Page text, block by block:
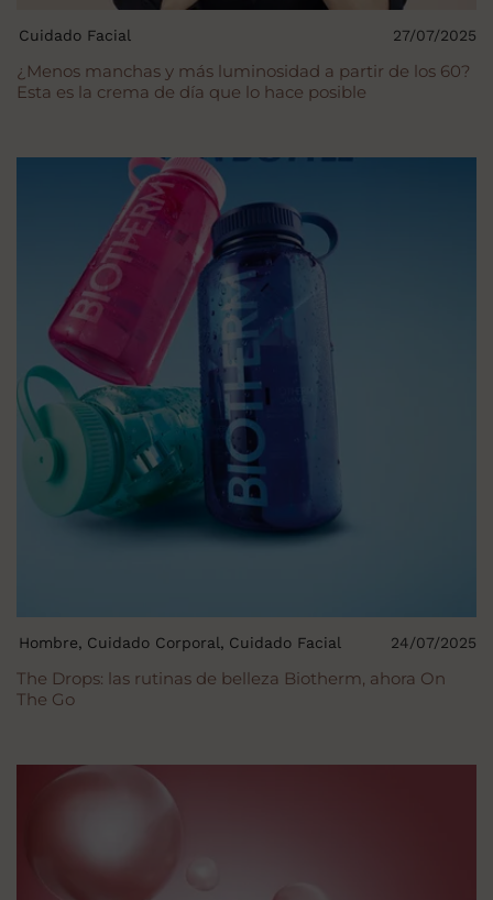
¿Menos manchas y más luminosidad a partir de los 60?
Esta es la crema de día que lo hace posible
Cuidado Facial 27/07/2025
The Drops: las rutinas de belleza Biotherm, ahora On
The Go
Hombre Cuidado Corporal Cuidado Facial 24/07/2025